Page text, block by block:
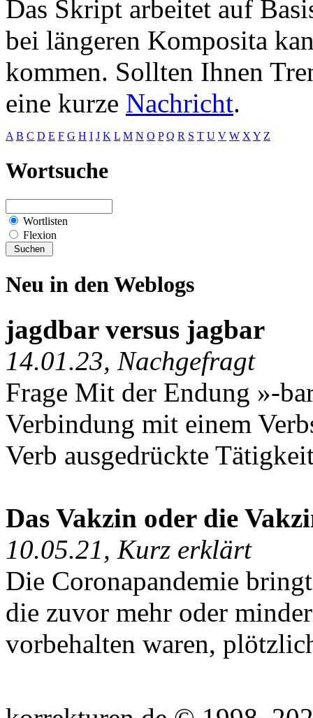
Das Skript arbeitet auf
bei längeren Komposita
kommen. Sollten Ihnen
eine kurze Nachricht.
A B C D E F G H I J K L M N O P Q R S T U V W X Y Z
Wortsuche
Wortlisten
Flexion
Neu in den Weblogs
jagdbar versus jagbar
14.01.23, Nachgefragt
Frage Mit der Endung »-
Verbindung mit einem
Verb ausgedrückte
Das Vakzin oder die
10.05.21, Kurz erklärt
Die Coronapandemie
die zuvor mehr oder
vorbehalten waren,